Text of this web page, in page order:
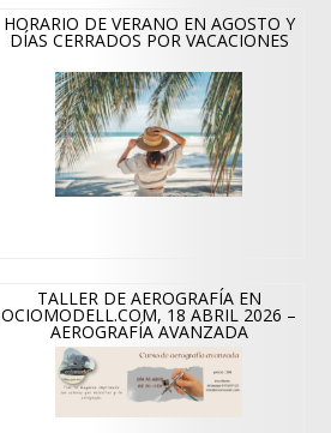
HORARIO DE VERANO EN AGOSTO Y
DÍAS CERRADOS POR VACACIONES
TALLER DE AEROGRAFÍA EN
OCIOMODELL.COM, 18 ABRIL 2026 –
AEROGRAFÍA AVANZADA